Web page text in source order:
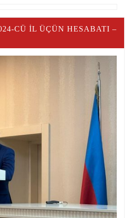
CÜ İL ÜÇÜN HESABATI –